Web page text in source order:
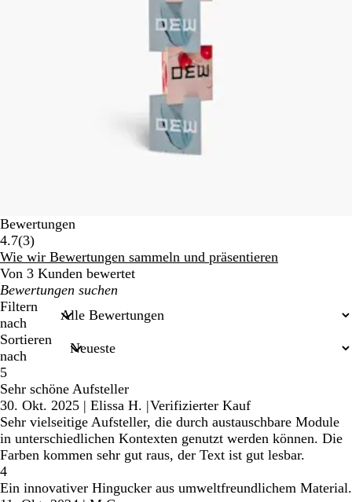
Bewertungen
4.7(33
Bewertungen
)
Wie wir Bewertungen sammeln und präsentieren
Von 3 Kunden bewertet
Meine
Sucheingaben
Filtern
nach
Sortieren
nach
5
Sehr schöne Aufsteller
30. Okt. 2025 | Elissa H. |Verifizierter Kauf
Sehr vielseitige Aufsteller, die durch austauschbare Module
in unterschiedlichen Kontexten genutzt werden können. Die
Farben kommen sehr gut raus, der Text ist gut lesbar.
4
Ein innovativer Hingucker aus umweltfreundlichem Material.